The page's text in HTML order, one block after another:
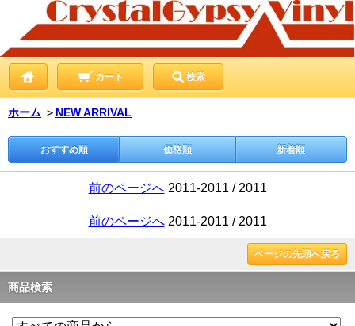
カート 検索
ホーム ＞ NEW ARRIVAL
おすすめ順 価格順 新着順
前のページへ2011-2011 / 2011
前のページへ2011-2011 / 2011
ページの先頭へ戻る
商品検索